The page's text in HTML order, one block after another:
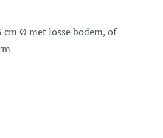
cm Ø met losse bodem, of